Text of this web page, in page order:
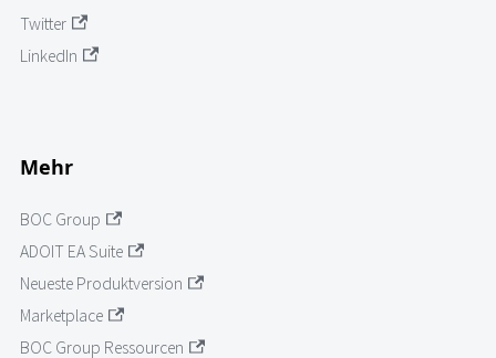
Twitter
LinkedIn
Mehr
BOC Group
ADOIT EA Suite
Neueste Produktversion
Marketplace
BOC Group Ressourcen